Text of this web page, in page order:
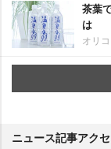
茶葉
は
オリ
ニュース記事アク